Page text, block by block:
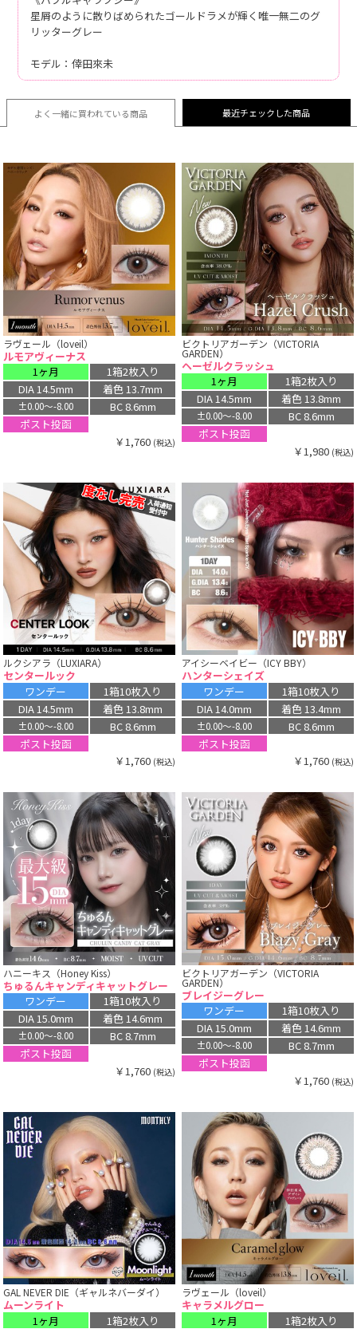
星屑のように散りばめられたゴールドラメが輝く唯一無二のグ
リッターグレー
モデル：倖田來未
よく一緒に買われている商品 最近チェックした商品
ラヴェール（loveil）
ルモアヴィーナス
1ヶ月
1箱2枚入り
DIA 14.5mm
着色 13.7mm
±0.00〜-8.00
BC 8.6mm
ポスト投函
￥1,760 (税込)
ビクトリアガーデン（VICTORIA
GARDEN）
ヘーゼルクラッシュ
1ヶ月
1箱2枚入り
DIA 14.5mm
着色 13.8mm
±0.00〜-8.00
BC 8.6mm
ポスト投函
￥1,980 (税込)
ルクシアラ（LUXIARA）
センタールック
ワンデー
1箱10枚入り
DIA 14.5mm
着色 13.8mm
±0.00〜-8.00
BC 8.6mm
ポスト投函
￥1,760 (税込)
アイシーベイビー（ICY BBY）
ハンターシェイズ
ワンデー
1箱10枚入り
DIA 14.0mm
着色 13.4mm
±0.00〜-8.00
BC 8.6mm
ポスト投函
￥1,760 (税込)
ハニーキス（Honey Kiss）
ちゅるんキャンディキャットグレー
ワンデー
1箱10枚入り
DIA 15.0mm
着色 14.6mm
±0.00〜-8.00
BC 8.7mm
ポスト投函
￥1,760 (税込)
ビクトリアガーデン（VICTORIA
GARDEN）
ブレイジーグレー
ワンデー
1箱10枚入り
DIA 15.0mm
着色 14.6mm
±0.00〜-8.00
BC 8.7mm
ポスト投函
￥1,760 (税込)
GAL NEVER DIE（ギャルネバーダイ）
ムーンライト
1ヶ月
1箱2枚入り
ラヴェール（loveil）
キャラメルグロー
1ヶ月
1箱2枚入り